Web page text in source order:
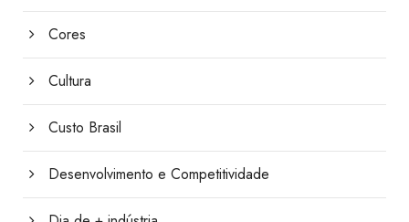
Cores
Cultura
Custo Brasil
Desenvolvimento e Competitividade